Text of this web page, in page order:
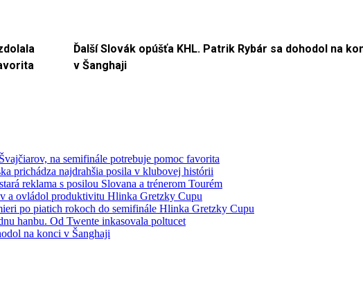
Ďalší Slovák opúšťa KHL. Patrik Rybár sa dohodol na
v Šanghaji
na semifinále potrebuje pomoc favorita
prichádza najdrahšia posila v klubovej histórii
reklama s posilou Slovana a trénerom Tourém
a ovládol produktivitu Hlinka Gretzky Cupu
po piatich rokoch do semifinále Hlinka Gretzky Cupu
hanbu. Od Twente inkasovala poltucet
na konci v Šanghaji